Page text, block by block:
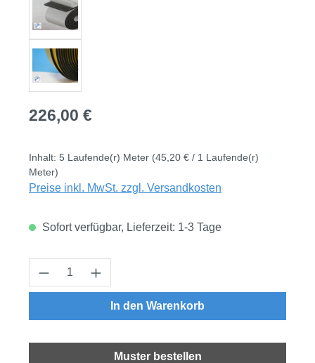
Regulärer Preis:
226,00 €
Inhalt: 5 Laufende(r) Meter (45,20 € / 1 Laufende(r)
Meter)
Preise inkl. MwSt. zzgl. Versandkosten
Sofort verfügbar, Lieferzeit: 1-3 Tage
Produkt Anzahl: Gib den gewünschten
In den Warenkorb
Muster bestellen